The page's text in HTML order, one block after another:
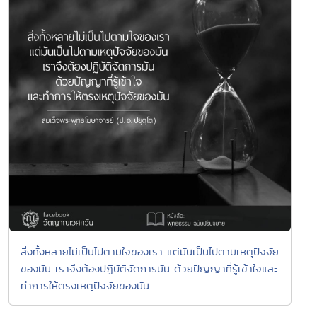
สิ่งทั้งหลายไม่เป็นไปตามใจของเรา แต่มันเป็นไปตามเหตุปัจจัย
ของมัน เราจึงต้องปฏิบัติจัดการมัน ด้วยปัญญาที่รู้เข้าใจและ
ทำการให้ตรงเหตุปัจจัยของมัน